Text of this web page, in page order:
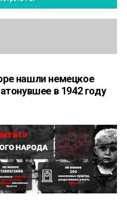
нашли немецкое
в 1942 году